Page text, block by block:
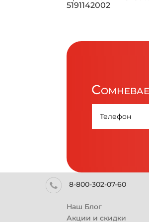
5191142002
8-800-302-07-60
Наш Блог
Акции и скидки